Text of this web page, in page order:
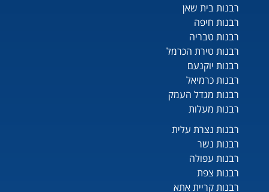
רבנות בית שאן
רבנות חיפה
רבנות טבריה
רבנות טירת הכרמל
רבנות יוקנעם
רבנות כרמיאל
רבנות מגדל העמק
רבנות מעלות
רבנות נצרת עלית
רבנות נשר
רבנות עפולה
רבנות צפת
רבנות קריית אתא